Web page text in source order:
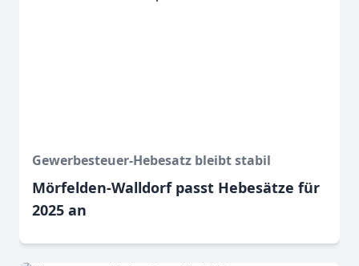
Gewerbesteuer-Hebesatz bleibt stabil
Mörfelden-Walldorf passt Hebesätze für
2025 an